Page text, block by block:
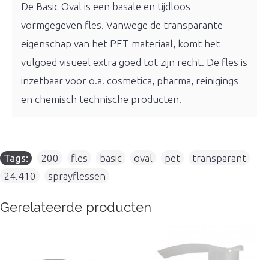
De Basic Oval is een basale en tijdloos
vormgegeven fles. Vanwege de transparante
eigenschap van het PET materiaal, komt het
vulgoed visueel extra goed tot zijn recht. De fles is
inzetbaar voor o.a. cosmetica, pharma, reinigings
en chemisch technische producten.
Tags: 200 fles basic oval pet transparant
24.410
sprayflessen
Gerelateerde producten